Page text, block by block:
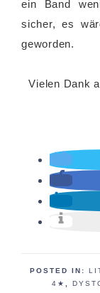
ein Band
sicher, es
geworden.
Vielen Dank
POSTED IN:
4★